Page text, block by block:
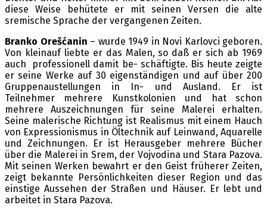
diese Weise behütete er mit seinen Versen die alte
sremische Sprache der vergangenen Zeiten.
Branko Orešćanin – wurde 1949 in Novi Karlovci geboren.
Von kleinauf liebte er das Malen, so daß er sich ab 1969
auch professionell damit be- schäftigte. Bis heute zeigte
er seine Werke auf 30 eigenständigen und auf über 200
Gruppenaustellungen in In- und Ausland. Er ist
Teilnehmer mehrere Kunstkolonien und hat schon
mehrere Auszeichnungen für seine Malerei erhalten.
Seine malerische Richtung ist Realismus mit einem Hauch
von Expressionismus in Öltechnik auf Leinwand, Aquarelle
und Zeichnungen. Er ist Herausgeber mehrere Bücher
über die Malerei in Srem, der Vojvodina und Stara Pazova.
Mit seinen Werken bewahrt er den Geist früherer Zeiten,
zeigt bekannte Persönlichkeiten dieser Region und das
einstige Aussehen der Straßen und Häuser. Er lebt und
arbeitet in Stara Pazova.